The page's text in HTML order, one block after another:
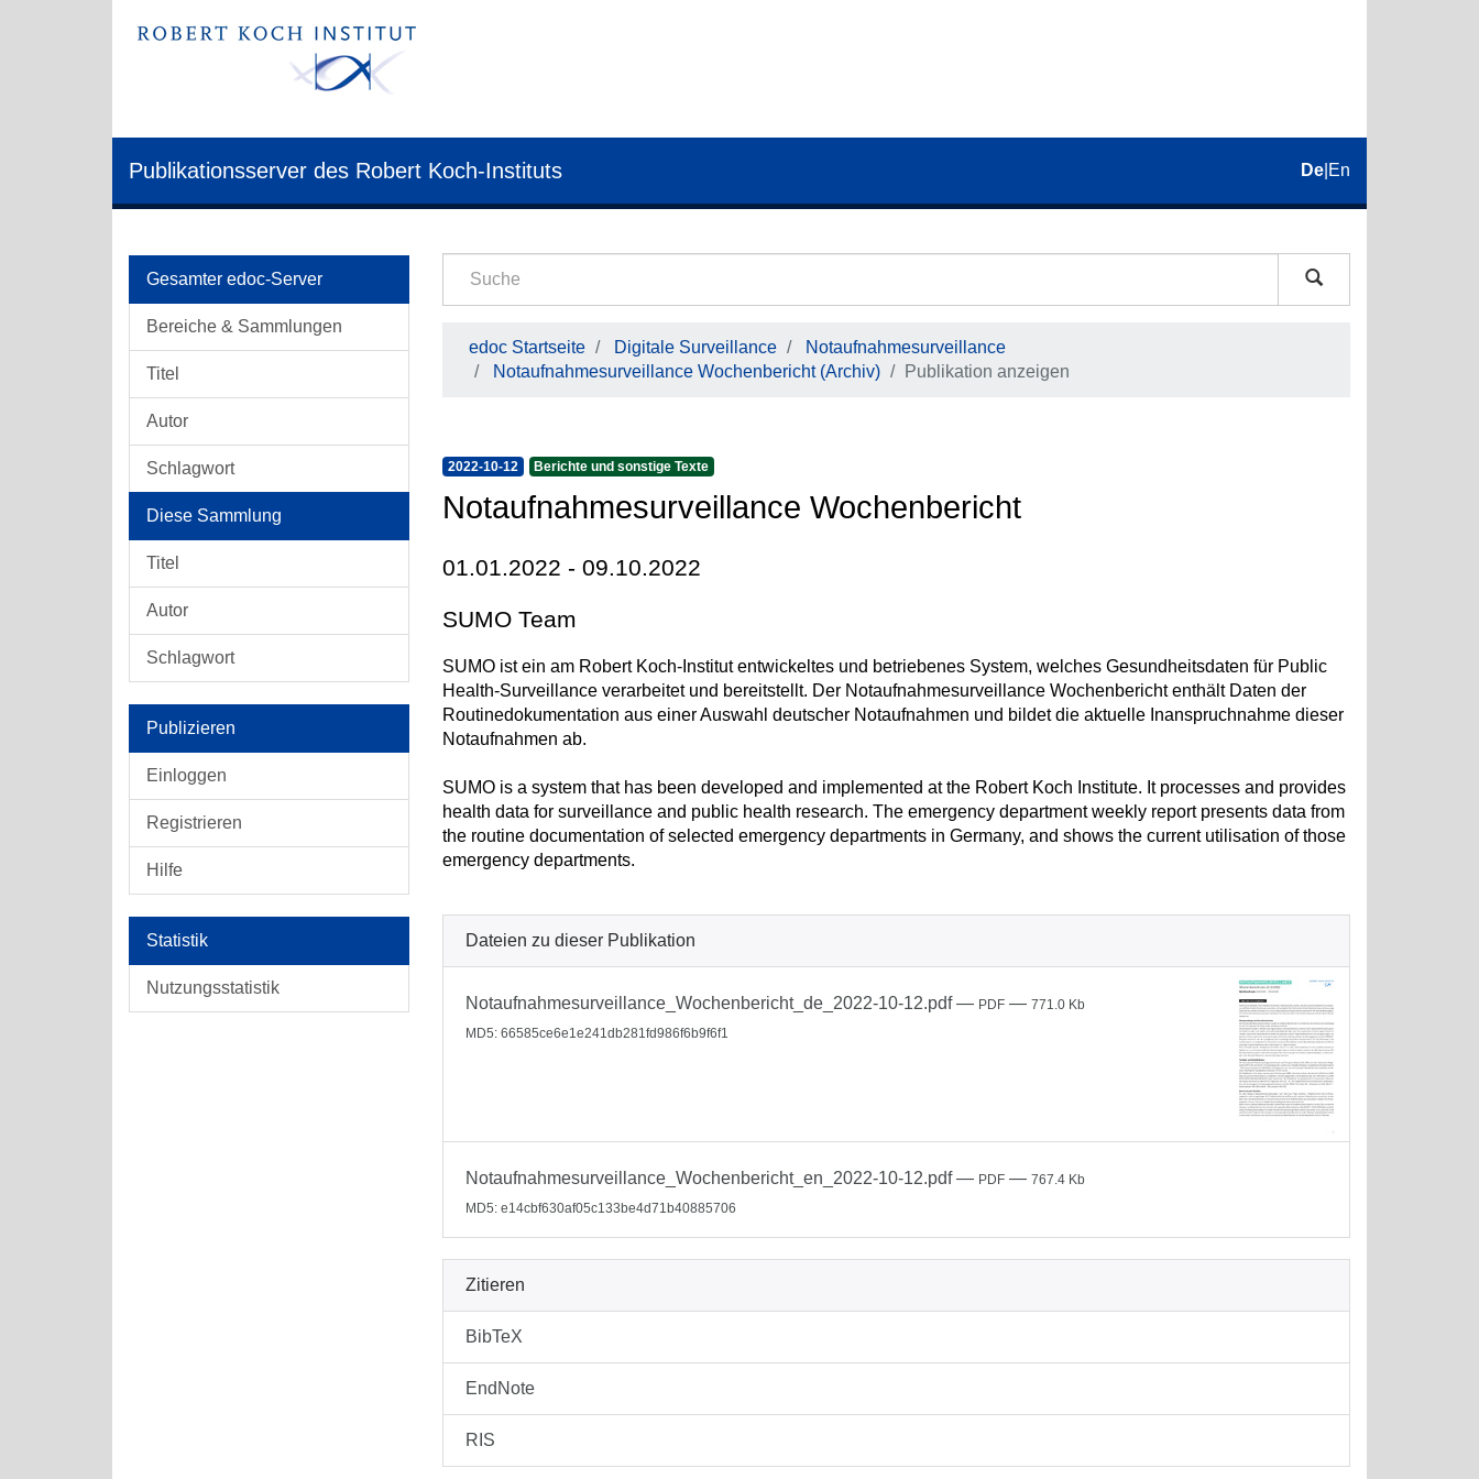
Publikationsserver des Robert Koch-Instituts De En
Gesamter edoc-Server
Bereiche & Sammlungen
Titel
Autor
Schlagwort
Diese Sammlung
Titel
Autor
Schlagwort
Publizieren
Einloggen
Registrieren
Hilfe
Statistik
Nutzungsstatistik
edoc Startseite Digitale Surveillance
Notaufnahmesurveillance
Notaufnahmesurveillance Wochenbericht (Archiv)
Publikation anzeigen
2022-10-12 Berichte und sonstige Texte
Notaufnahmesurveillance Wochenbericht
01.01.2022 - 09.10.2022
SUMO Team
SUMO ist ein am Robert Koch-Institut entwickeltes und betriebenes System, welches Gesundheitsdaten für Public
Health-Surveillance verarbeitet und bereitstellt. Der Notaufnahmesurveillance Wochenbericht enthält Daten der
Routinedokumentation aus einer Auswahl deutscher Notaufnahmen und bildet die aktuelle Inanspruchnahme dieser
Notaufnahmen ab.
SUMO is a system that has been developed and implemented at the Robert Koch Institute. It processes and provides
health data for surveillance and public health research. The emergency department weekly report presents data from
the routine documentation of selected emergency departments in Germany, and shows the current utilisation of those
emergency departments.
Dateien zu dieser Publikation
Notaufnahmesurveillance_Wochenbericht_de_2022-10-12.pdf— PDF — 771.0 Kb
MD5: 66585ce6e1e241db281fd986f6b9f6f1
Notaufnahmesurveillance_Wochenbericht_en_2022-10-12.pdf— PDF — 767.4 Kb
MD5: e14cbf630af05c133be4d71b40885706
Zitieren
BibTeX
EndNote
RIS